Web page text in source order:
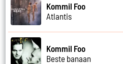
Kommil Foo
Atlantis
Kommil Foo
Beste banaan